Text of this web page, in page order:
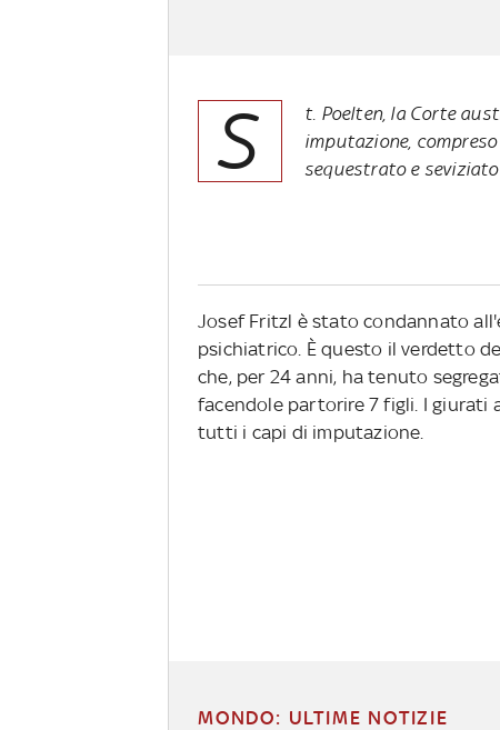
S
t. Poelten, la Corte
imputazione,
sequestrato e
Josef Fritzl è stato condannato
psichiatrico. È questo il verdetto
che, per 24 anni, ha tenuto
facendole partorire 7 figli. I giurati
tutti i capi di imputazione.
MONDO: ULTIME NOTIZIE